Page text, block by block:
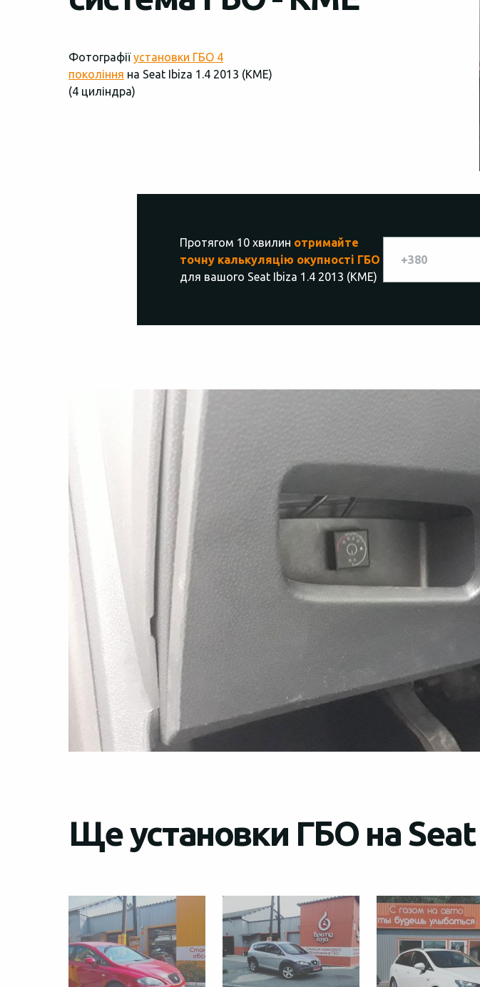
Фотографіїустановки ГБО 4
покоління на Seat Ibiza 1.4 2013 (КМЕ)
(4 циліндра)
Протягом 10 хвилин отримайте
точну калькуляцію окупності ГБО
для вашого Seat Ibiza 1.4 2013 (КМЕ)
Ще установки ГБО на Seat